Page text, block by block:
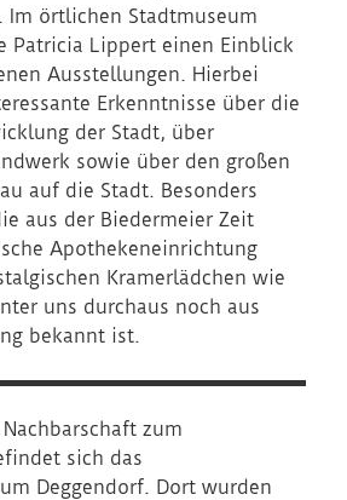
Im örtlichen Stadtmuseum
Patricia Lippert einen Einblick
Ausstellungen. Hierbei
Erkenntnisse über die
der Stadt, über
sowie über den großen
auf die Stadt. Besonders
aus der Biedermeier Zeit
Apothekeneinrichtung
Kramerlädchen wie
uns durchaus noch aus
bekannt ist.
zum
sich das
Deggendorf. Dort wurden